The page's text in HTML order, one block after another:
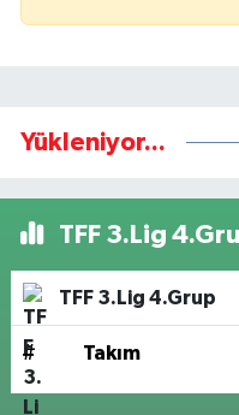
Yükleniyor...
TFF 3.Lig
TFF 3.Lig 4.Grup
# Takım